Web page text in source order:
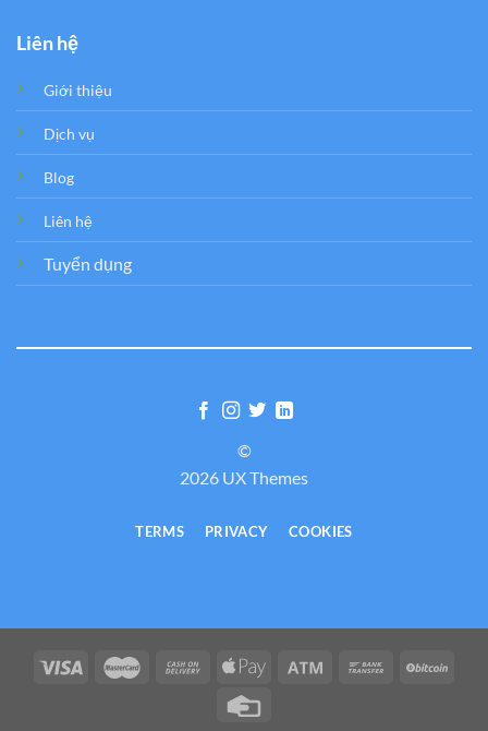
Liên hệ
Giới thiệu
Dịch vụ
Blog
Liên hệ
Tuyển dụng
©
2026 UX Themes
TERMS PRIVACY COOKIES